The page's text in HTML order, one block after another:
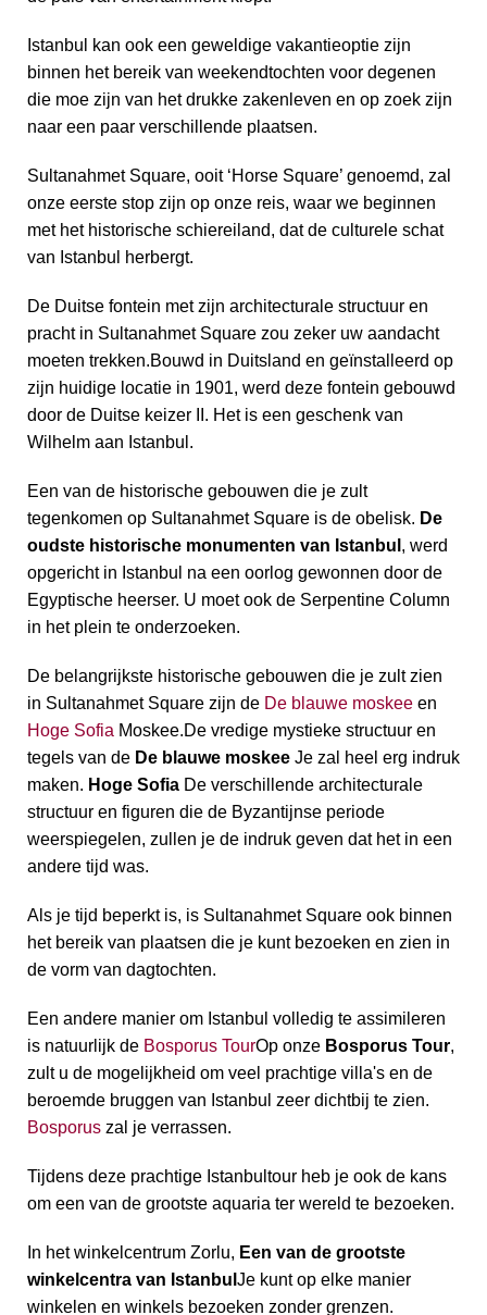
Istanbul kan ook een geweldige vakantieoptie zijn
binnen het bereik van weekendtochten voor degenen
die moe zijn van het drukke zakenleven en op zoek zijn
naar een paar verschillende plaatsen.
Sultanahmet Square, ooit ‘Horse Square’ genoemd, zal
onze eerste stop zijn op onze reis, waar we beginnen
met het historische schiereiland, dat de culturele schat
van Istanbul herbergt.
De Duitse fontein met zijn architecturale structuur en
pracht in Sultanahmet Square zou zeker uw aandacht
moeten trekken.Bouwd in Duitsland en geïnstalleerd op
zijn huidige locatie in 1901, werd deze fontein gebouwd
door de Duitse keizer II. Het is een geschenk van
Wilhelm aan Istanbul.
Een van de historische gebouwen die je zult
tegenkomen op Sultanahmet Square is de obelisk. De
oudste historische monumenten van Istanbul , werd
opgericht in Istanbul na een oorlog gewonnen door de
Egyptische heerser. U moet ook de Serpentine Column
in het plein te onderzoeken.
De belangrijkste historische gebouwen die je zult zien
in Sultanahmet Square zijn de De blauwe moskee en
Hoge Sofia Moskee.De vredige mystieke structuur en
tegels van de De blauwe moskee Je zal heel erg indruk
maken. Hoge Sofia De verschillende architecturale
structuur en figuren die de Byzantijnse periode
weerspiegelen, zullen je de indruk geven dat het in een
andere tijd was.
Als je tijd beperkt is, is Sultanahmet Square ook binnen
het bereik van plaatsen die je kunt bezoeken en zien in
de vorm van dagtochten.
Een andere manier om Istanbul volledig te assimileren
is natuurlijk de Bosporus TourOp onze Bosporus Tour,
zult u de mogelijkheid om veel prachtige villa's en de
beroemde bruggen van Istanbul zeer dichtbij te zien.
Bosporus zal je verrassen.
Tijdens deze prachtige Istanbultour heb je ook de kans
om een van de grootste aquaria ter wereld te bezoeken.
In het winkelcentrum Zorlu, Een van de grootste
winkelcentra van Istanbul Je kunt op elke manier
winkelen en winkels bezoeken zonder grenzen.